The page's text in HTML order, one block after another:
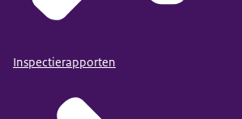
Inspectierapporten